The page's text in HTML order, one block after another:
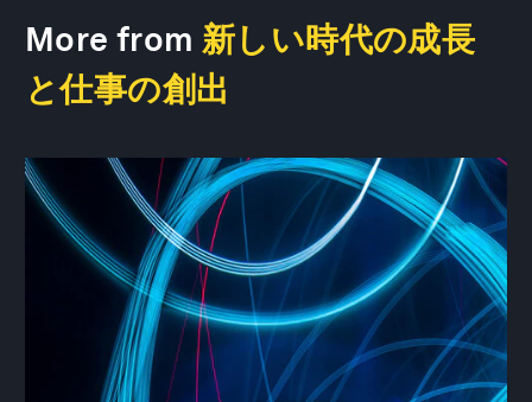
More from 新しい時代の成長
と仕事の創出